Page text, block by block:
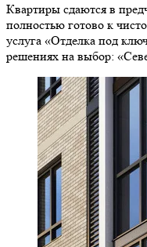
Квартиры сдаются в
полностью готово к
услуга «Отделка под
решениях на выбор: